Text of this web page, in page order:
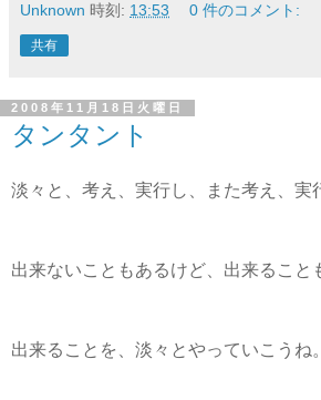
Unknown 時刻: 13:53 0 件のコメント:
共有
2008年11月18日火曜日
タンタント
淡々と、考え、実行し、また考え、実
出来ないこともあるけど、出来ること
出来ることを、淡々とやっていこうね。